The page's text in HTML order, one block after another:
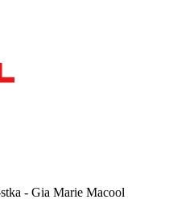
- Gia Marie Macool